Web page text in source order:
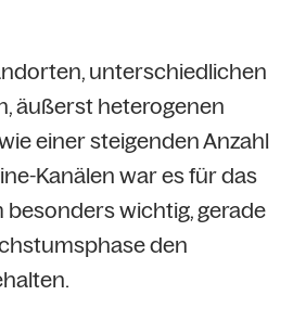
unterschiedlichen
äußerst heterogenen
einer steigenden Anzahl
Kanälen war es für das
wichtig, gerade
den